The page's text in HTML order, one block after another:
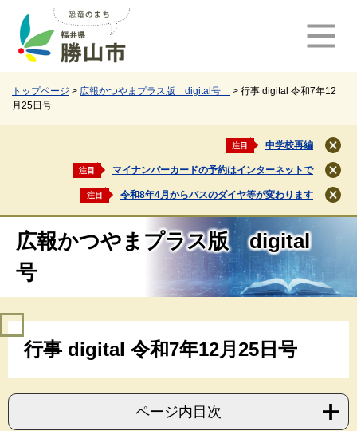
トップページ > 広報かつやまプラス版 digital号 > 行事 digital 令和7年12
月25日号
注目 中学校再編
閉
じ
る
注目 マイナンバーカードの予約はインターネットで
閉
じ
る
注目 令和8年4月からバスのダイヤ等が変わります
閉
じ
広報かつやまプラス版 digital
号
行事 digital 令和7年12月25日号
ページ内目次